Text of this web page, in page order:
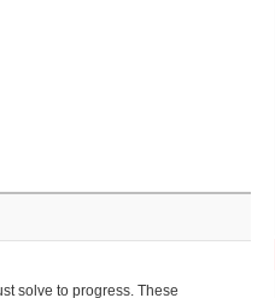
solve to progress. These